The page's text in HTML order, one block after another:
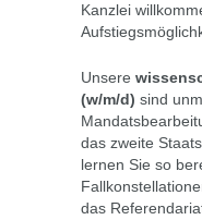
Kanzlei
Unsere
(w/m/d) sind
das zweite
lernen Sie so
das